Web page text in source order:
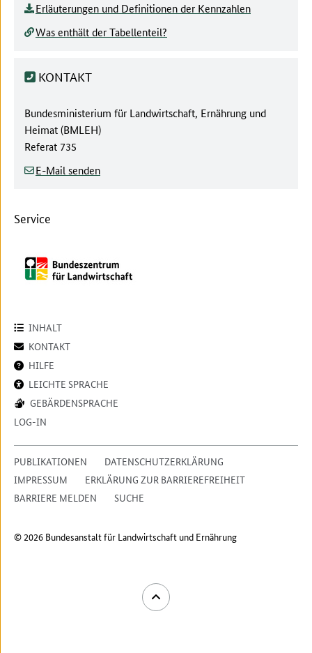
Erläuterungen und Definitionen der Kennzahlen
Was enthält der Tabellenteil?
KONTAKT
Behörde:
Bundesministerium für Landwirtschaft, Ernährung und
Heimat (BMLEH)
Referat 735
E-Mail senden
Service
INHALT
KONTAKT
HILFE
LEICHTE SPRACHE
GEBÄRDENSPRACHE
LOG-IN
PUBLIKATIONEN
DATENSCHUTZERKLÄRUNG
IMPRESSUM
ERKLÄRUNG ZUR BARRIEREFREIHEIT
BARRIERE MELDEN
SUCHE
© 2026 Bundesanstalt für Landwirtschaft und Ernährung